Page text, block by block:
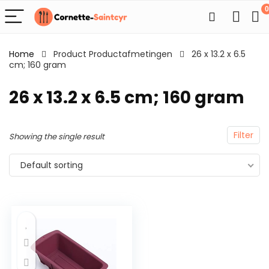
0
Home Product Productafmetingen
26 x 13.2 x 6.5
cm; 160 gram
26 x 13.2 x 6.5 cm; 160 gram
Filter
Showing the single result
Default sorting